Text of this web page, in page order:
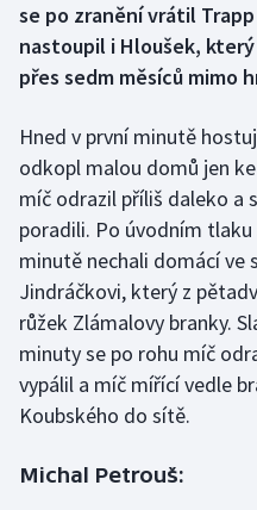
Golf
Gymnastika
Házená
Jezdectví
Judo
Krasobruslení
Lezení
se po zranění vrátil
nastoupil i Hloušek,
přes sedm měsíců mimo
Hned v první minutě
odkopl malou domů jen
míč odrazil příliš daleko a
poradili. Po úvodním tlaku
minutě nechali domácí
Jindráčkovi, který z
růžek Zlámalovy branky.
minuty se po rohu míč
vypálil a míč mířící vedle
Koubského do sítě.
Michal Petrouš: